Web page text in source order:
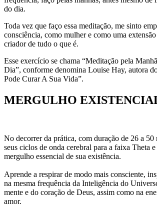
do dia.
Toda vez que faço essa meditação, me sinto
consciência, como mulher e como uma
criador de tudo o que é.
Esse exercício se chama “Meditação pela
Dia”, conforme denomina Louise Hay, autora
Pode Curar A Sua Vida”.
MERGULHO
No decorrer da prática, com duração de 26 a 50
seus ciclos de onda cerebral para a faixa Theta
mergulho essencial de sua existência.
Aprende a respirar de modo mais consciente,
na mesma frequência da Inteligência do
mente e do coração de Deus, assim como na
amor.